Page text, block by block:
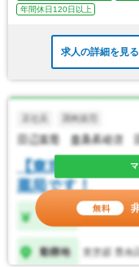
年間休日120日以上
求人の詳細を見る